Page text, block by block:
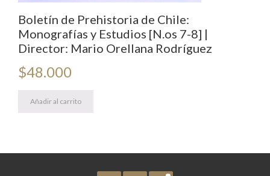
Boletín de Prehistoria de Chile:
Monografías y Estudios [N.os 7-8] |
Director: Mario Orellana Rodríguez
$48.000
Añadir al carrito